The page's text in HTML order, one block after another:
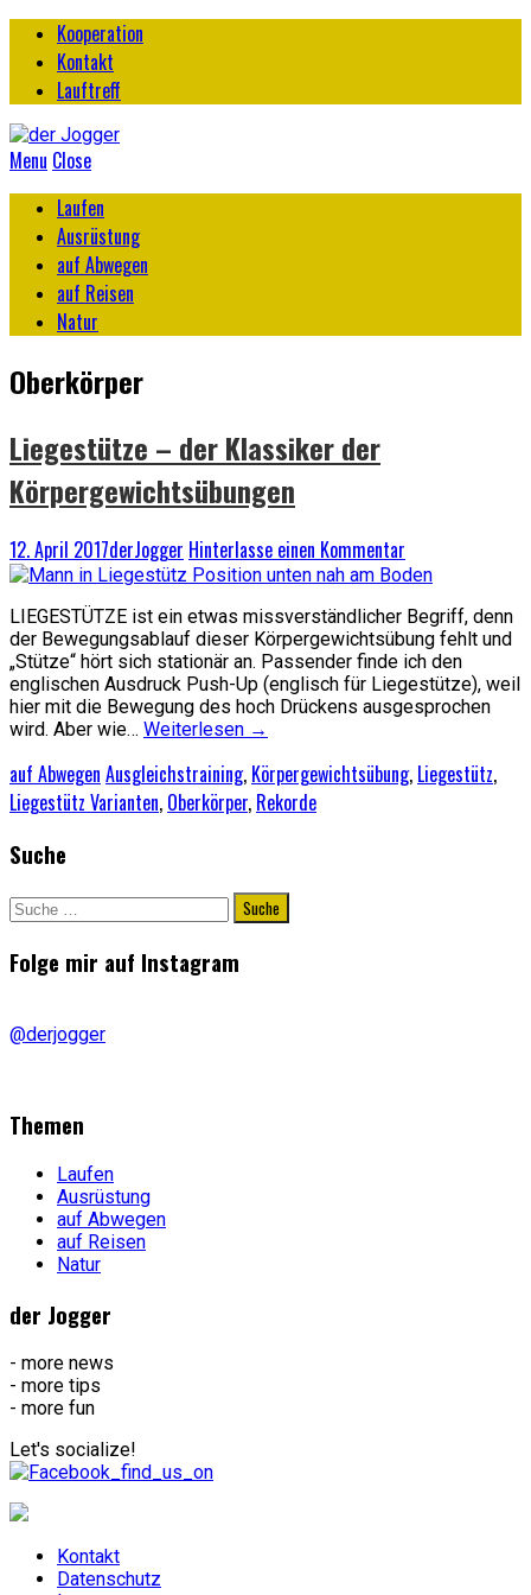
Kooperation
Kontakt
Lauftreff
Menu Close
Laufen
Ausrüstung
auf Abwegen
auf Reisen
Natur
Oberkörper
Liegestütze – der Klassiker der
Körpergewichtsübungen
12. April 2017derJogger Hinterlasse einen Kommentar
LIEGESTÜTZE ist ein etwas missverständlicher Begriff, denn
der Bewegungsablauf dieser Körpergewichtsübung fehlt und
„Stütze“ hört sich stationär an. Passender finde ich den
englischen Ausdruck Push-Up (englisch für Liegestütze), weil
hier mit die Bewegung des hoch Drückens ausgesprochen
wird. Aber wie… Weiterlesen →
auf Abwegen Ausgleichstraining, Körpergewichtsübung, Liegestütz,
Liegestütz Varianten, Oberkörper, Rekorde
Suche
Suche
nach:
Folge mir auf Instagram
@derjogger
Themen
Laufen
Ausrüstung
auf Abwegen
auf Reisen
Natur
der Jogger
- more news
- more tips
- more fun
Let's socialize!
Kontakt
Datenschutz